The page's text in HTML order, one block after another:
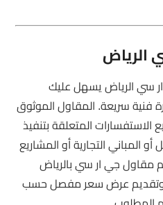
الرياض
سي الرياض يسهل عليك
فنية سريعة. المقاول الموثوق
الاستفسارات المتعلقة بتنفيذ
المباني التجارية أو المشاريع
مقاول جي ار سي بالرياض
وتقديم عرض سعر مفصل حسب